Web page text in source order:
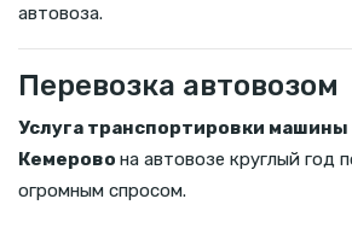
автовоза.
Перевозка автовозом
Услуга транспортировки
Кемерово на автовозе круглый год
огромным спросом.